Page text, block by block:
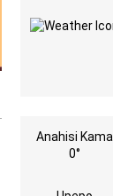
Anahisi Kama
0°